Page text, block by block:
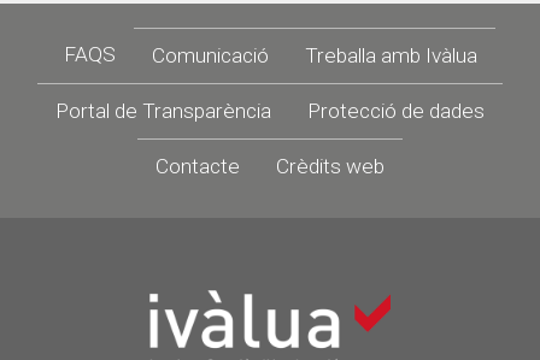
Footer
FAQS Comunicació Treballa amb Ivàlua
Portal de Transparència Protecció de dades
Contacte Crèdits web